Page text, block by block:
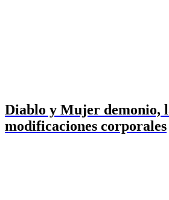
Diablo y Mujer demonio,
modificaciones corporales